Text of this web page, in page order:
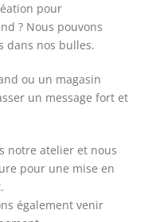
pour
? Nous pouvons
dans nos bulles.
ou un magasin
un message fort et
notre atelier et nous
pour une mise en
également venir